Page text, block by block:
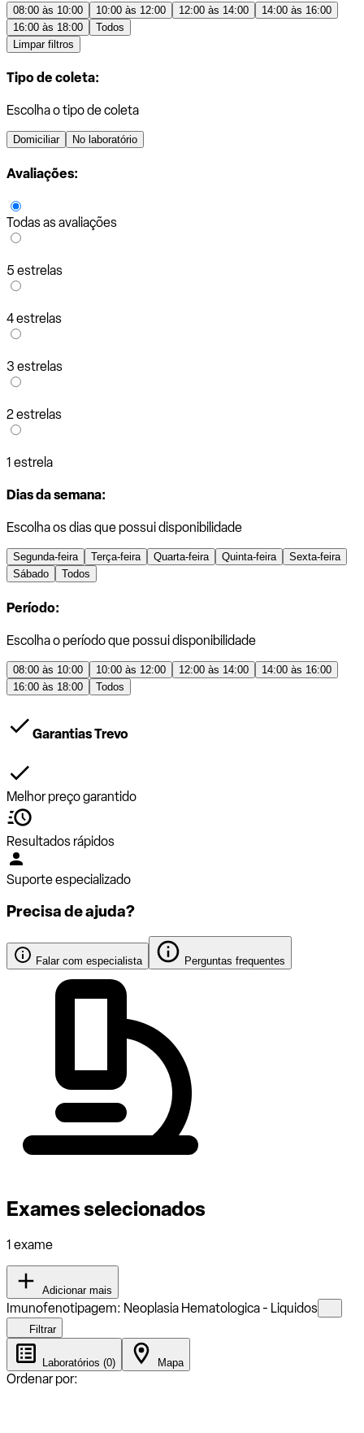
08:00 às 10:00 10:00 às 12:00 12:00 às 14:00
14:00 às 16:00
16:00 às 18:00
Todos
Limpar filtros
Tipo de coleta:
Escolha o tipo de coleta
Domiciliar No laboratório
Avaliações:
Todas as avaliações
5 estrelas
4 estrelas
3 estrelas
2 estrelas
1 estrela
Dias da semana:
Escolha os dias que possui disponibilidade
Segunda-feira Terça-feira Quarta-feira Quinta-feira
Sexta-feira
Sábado
Todos
Período:
Escolha o período que possui disponibilidade
08:00 às 10:00 10:00 às 12:00 12:00 às 14:00
14:00 às 16:00
16:00 às 18:00
Todos
Garantias Trevo
Melhor preço garantido
Resultados rápidos
Suporte especializado
Precisa de ajuda?
Falar com especialista Perguntas frequentes
Exames selecionados
1 exame
Adicionar mais
Imunofenotipagem: Neoplasia Hematologica - Liquidos
Filtrar
Laboratórios (0) Mapa
Ordenar por: